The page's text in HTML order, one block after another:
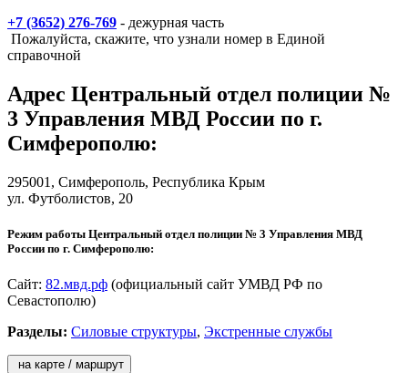
+7 (3652) 276-769 - дежурная часть
Пожалуйста, скажите, что узнали номер в Единой
справочной
Адрес Центральный отдел полиции №
3 Управления МВД России по г.
Симферополю:
295001, Симферополь, Республика Крым
ул. Футболистов, 20
Режим работы Центральный отдел полиции № 3 Управления МВД
России по г. Симферополю:
Сайт: 82.мвд.рф (официальный сайт УМВД РФ по
Севастополю)
Разделы: Силовые структуры, Экстренные службы
на карте / маршрут